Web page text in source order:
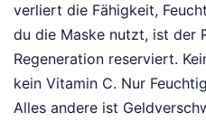
verliert die Fähigkeit,
du die Maske nutzt, ist der
Regeneration reserviert.
kein Vitamin C. Nur
Alles andere ist